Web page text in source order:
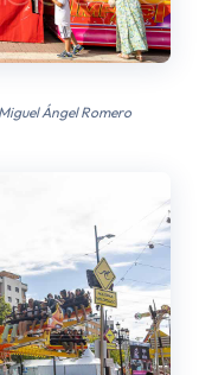
Ángel Romero